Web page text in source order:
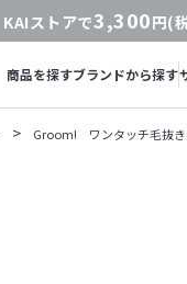
KAIストアで3,300円(
商品を探すブランドから探す
> Groom! ワンタッチ毛抜